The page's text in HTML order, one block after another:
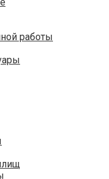
работы